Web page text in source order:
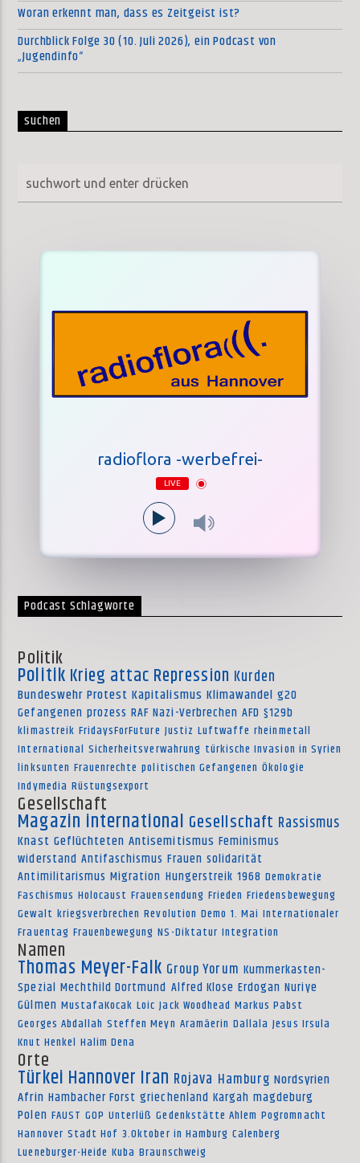
Woran erkennt man, dass es Zeitgeist ist?
Durchblick Folge 30 (10. Juli 2026), ein Podcast von
„Jugendinfo“
suchen
radioflora -werbefrei-
LIVE
Podcast Schlagworte
Politik
Politik Krieg attac Repression Kurden
Bundeswehr Protest Kapitalismus Klimawandel g20
Gefangenen prozess RAF Nazi-Verbrechen AFD §129b
klimastreik FridaysForFuture Justiz Luftwaffe rheinmetall
International Sicherheitsverwahrung türkische Invasion in Syrien
linksunten Frauenrechte politischen Gefangenen Ökologie
Indymedia Rüstungsexport
Gesellschaft
Magazin international Gesellschaft Rassismus
Knast Geflüchteten Antisemitismus Feminismus
widerstand Antifaschismus Frauen solidarität
Antimilitarismus Migration Hungerstreik 1968 Demokratie
Faschismus Holocaust Frauensendung Frieden Friedensbewegung
Gewalt kriegsverbrechen Revolution Demo 1. Mai Internationaler
Frauentag Frauenbewegung NS-Diktatur Integration
Namen
Thomas Meyer-Falk Group Yorum Kummerkasten-
Spezial Mechthild Dortmund Alfred Klose Erdogan Nuriye
Gülmen MustafaKocak Loic Jack Woodhead Markus Pabst
Georges Abdallah Steffen Meyn Aramäerin Dallala Jesus Irsula
Knut Henkel Halim Dena
Orte
Türkei Hannover Iran Rojava Hamburg Nordsyrien
Afrin Hambacher Forst griechenland Kargah magdeburg
Polen FAUST GOP Unterlüß Gedenkstätte Ahlem Pogromnacht
Hannover Stadt Hof 3.Oktober in Hamburg Calenberg
Lueneburger-Heide Kuba Braunschweig